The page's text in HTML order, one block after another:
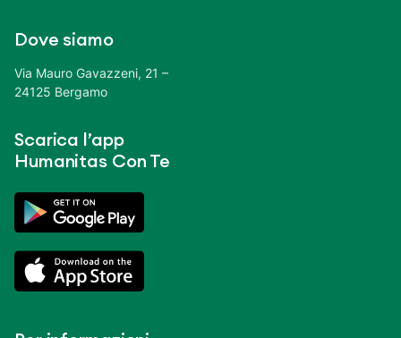
Dove siamo
Via Mauro Gavazzeni, 21 –
24125 Bergamo
Scarica l’app
Humanitas Con Te